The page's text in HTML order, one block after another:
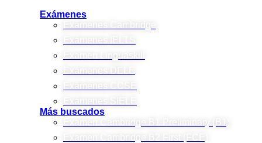
Exámenes
Exámenes Cambridge
Exámenes IELTS
Examen Linguaskill
Exámenes DELE
Exámenes CCSE
Exámenes SIELE
Más buscados
Examen Cambridge B1 Preliminary (B1)
Examen Cambridge B2 First (FCE)